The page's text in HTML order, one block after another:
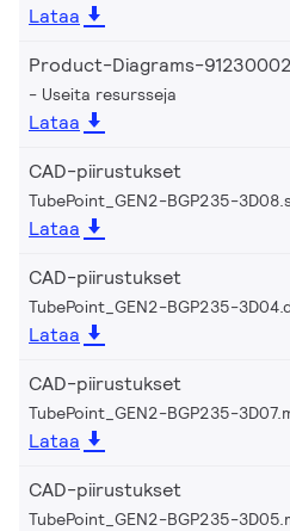
Lataa
Product-Diagrams-
Useita resursseja
Lataa
CAD-piirustukset
TubePoint_GEN2-BGP235-
Lataa
CAD-piirustukset
TubePoint_GEN2-BGP235-
Lataa
CAD-piirustukset
TubePoint_GEN2-BGP235-
Lataa
CAD-piirustukset
TubePoint_GEN2-BGP235-